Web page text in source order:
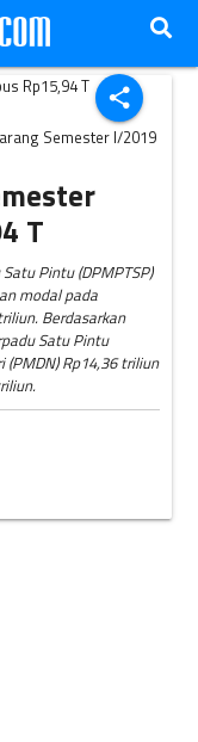
share
Semester I/2019
T
Pintu (DPMPTSP)
modal pada
Berdasarkan
Satu Pintu
(PMDN) Rp14,36 triliun